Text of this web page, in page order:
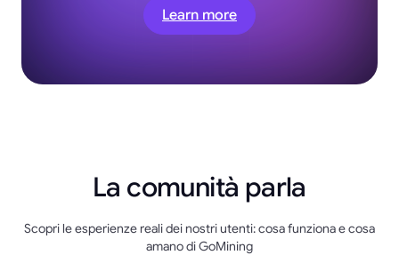
Learn more
La comunità parla
Scopri le esperienze reali dei nostri utenti: cosa funziona e cosa
amano di GoMining